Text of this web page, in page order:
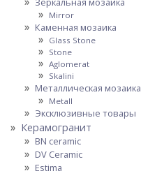
Mirror
Каменная мозаика
Glass Stone
Stone
Aglomerat
Skalini
Металлическая мозаика
Metall
Эксклюзивные товары
Керамогранит
BN ceramic
DV Ceramic
Estima